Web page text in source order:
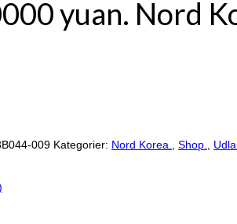
yuan. Nord
009 Kategorier: Nord Korea. Shop.